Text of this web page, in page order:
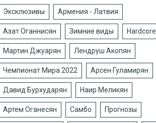
Эксклюзивы Армения - Латвия
Азат Оганнисян Зимние виды Hardcore
Мартин Джуарян Лендруш Акопян
Чемпионат Мира 2022 Арсен Гуламирян
Давид Бурхударян Наир Меликян
Артем Оганесян Самбо Прогнозы